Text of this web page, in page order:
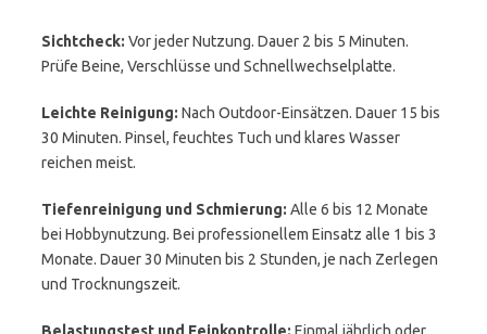
Sichtcheck: Vor jeder Nutzung. Dauer 2 bis 5 Minuten.
Prüfe Beine, Verschlüsse und Schnellwechselplatte.
Leichte Reinigung: Nach Outdoor-Einsätzen. Dauer 15 bis
30 Minuten. Pinsel, feuchtes Tuch und klares Wasser
reichen meist.
Tiefenreinigung und Schmierung: Alle 6 bis 12 Monate
bei Hobbynutzung. Bei professionellem Einsatz alle 1 bis 3
Monate. Dauer 30 Minuten bis 2 Stunden, je nach Zerlegen
und Trocknungszeit.